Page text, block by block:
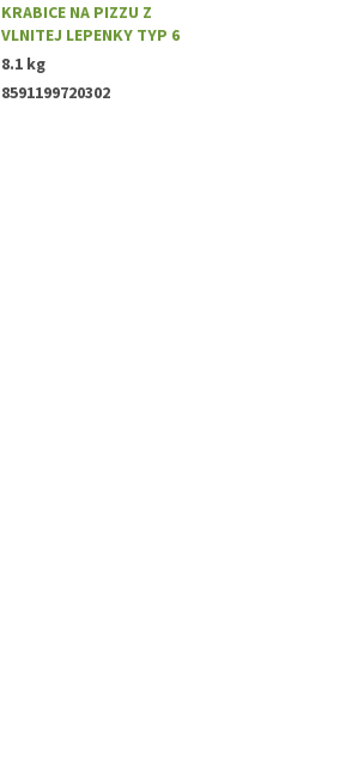
KRABICE NA PIZZU Z
VLNITEJ LEPENKY TYP 6
8.1 kg
8591199720302